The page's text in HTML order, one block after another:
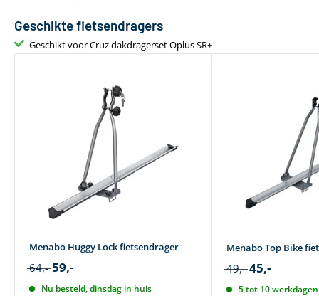
Geschikte fietsendragers
Geschikt voor Cruz dakdragerset Oplus SR+
Menabo Huggy Lock fietsendrager
64,- 59,-
Nu besteld, dinsdag in huis
Menabo Top Bike
49,- 45,-
5 tot 10